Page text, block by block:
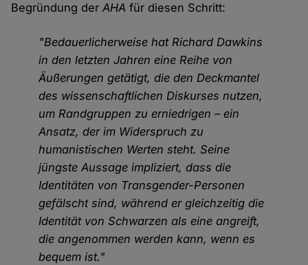
Begründung derAHA für diesen Schritt:
"Bedauerlicherweise hat Richard Dawkins
in den letzten Jahren eine Reihe von
Äußerungen getätigt, die den Deckmantel
des wissenschaftlichen Diskurses nutzen,
um Randgruppen zu erniedrigen – ein
Ansatz, der im Widerspruch zu
humanistischen Werten steht. Seine
jüngste Aussage impliziert, dass die
Identitäten von Transgender-Personen
gefälscht sind, während er gleichzeitig die
Identität von Schwarzen als eine angreift,
die angenommen werden kann, wenn es
bequem ist."